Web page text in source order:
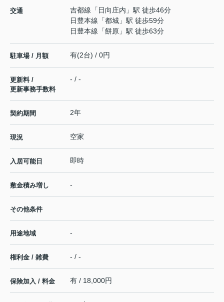
交通 吉都線 「 日向庄内 」駅 徒歩46分
日豊本線 「都城 」駅 徒歩59分
日豊本線 「餅原 」駅 徒歩63分
駐車場 / 月額 有(2台) / 0円
更新料 /
更新事務手数料
- / -
契約期間 2年
現況 空家
入居可能日 即時
敷金積み増し -
その他条件
用途地域 -
権利金 / 雑費 - / -
保険加入 / 料金 有 / 18,000円